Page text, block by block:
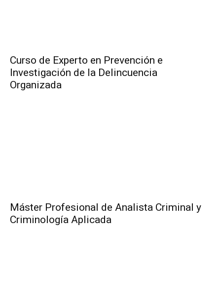
Curso de Experto en Prevención e
Investigación de la Delincuencia
Organizada
Máster Profesional de Analista Criminal y
Criminología Aplicada